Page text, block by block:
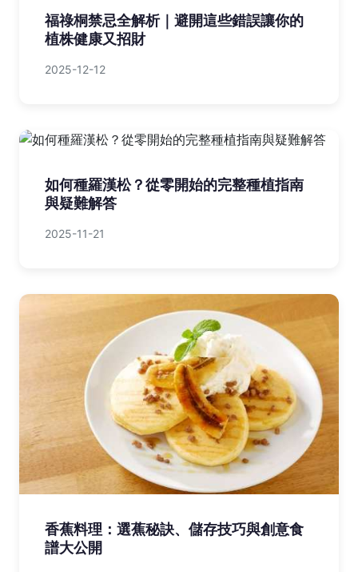
福祿桐禁忌全解析｜避開這些錯誤讓你的
植株健康又招財
2025-12-12
如何種羅漢松？從零開始的完整種植指南
與疑難解答
2025-11-21
香蕉料理：選蕉秘訣、儲存技巧與創意食
譜大公開